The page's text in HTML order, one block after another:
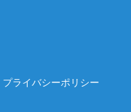
プライバシーポリシー